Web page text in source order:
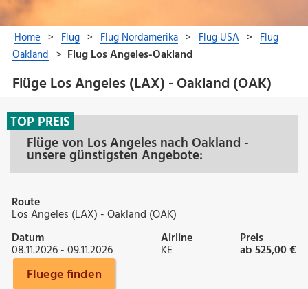
Flüge Los Angeles (LAX) - Oakland (OAK)
Flüge von Los Angeles nach Oakland -
unsere günstigsten Angebote:
TOP PREIS
Route
Los Angeles (LAX) - Oakland (OAK)
Datum
08.11.2026 - 09.11.2026
Airline
KE
Preis
ab 525,00 €
Fluege finden